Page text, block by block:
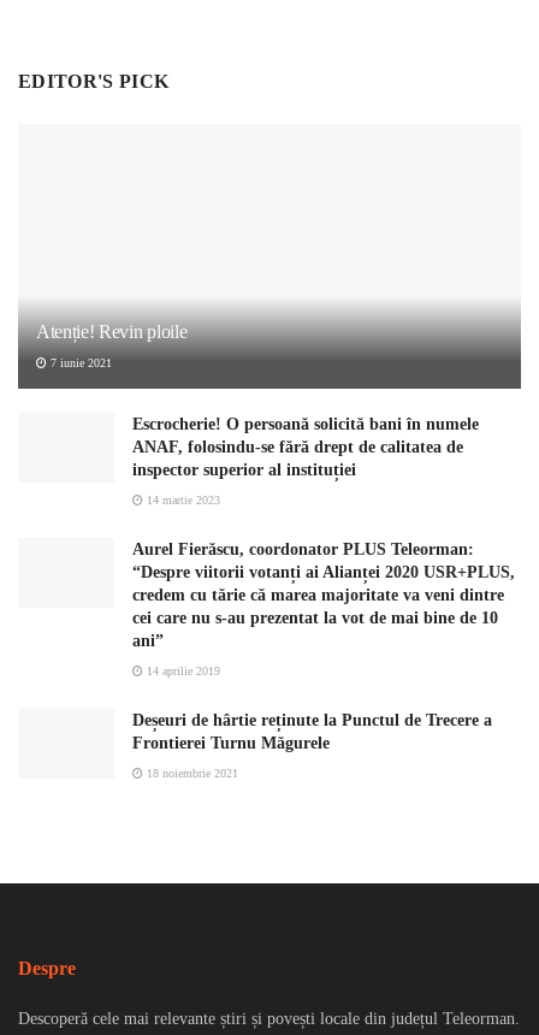
EDITOR'S PICK
Atenție! Revin ploile
7 iunie 2021
Escrocherie! O persoană solicită bani în numele
ANAF, folosindu-se fără drept de calitatea de
inspector superior al instituției
14 martie 2023
Aurel Fierăscu, coordonator PLUS Teleorman:
“Despre viitorii votanți ai Alianței 2020 USR+PLUS,
credem cu tărie că marea majoritate va veni dintre
cei care nu s-au prezentat la vot de mai bine de 10
ani”
14 aprilie 2019
Deșeuri de hârtie reținute la Punctul de Trecere a
Frontierei Turnu Măgurele
18 noiembrie 2021
Despre
Descoperă cele mai relevante știri și povești locale din județul Teleorman.